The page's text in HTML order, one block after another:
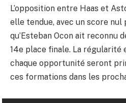
L’opposition entre Haas et
elle tendue, avec un score nul
qu’Esteban Ocon ait reconnu
14e place finale. La régularité
chaque opportunité seront
ces formations dans les